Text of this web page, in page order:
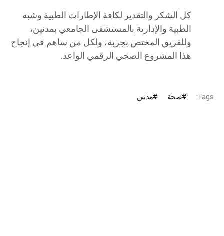
كل الشكر والتقدير لكافة الإطارات الطبية وشبه
الطبية والإدارية بالمستشفى الجامعي بمدنين،
وللفريق المختص بجربة، ولكل من ساهم في إنجاح
هذا المشروع الصحي الرقمي الواعد.
Tags: صحة مدنين